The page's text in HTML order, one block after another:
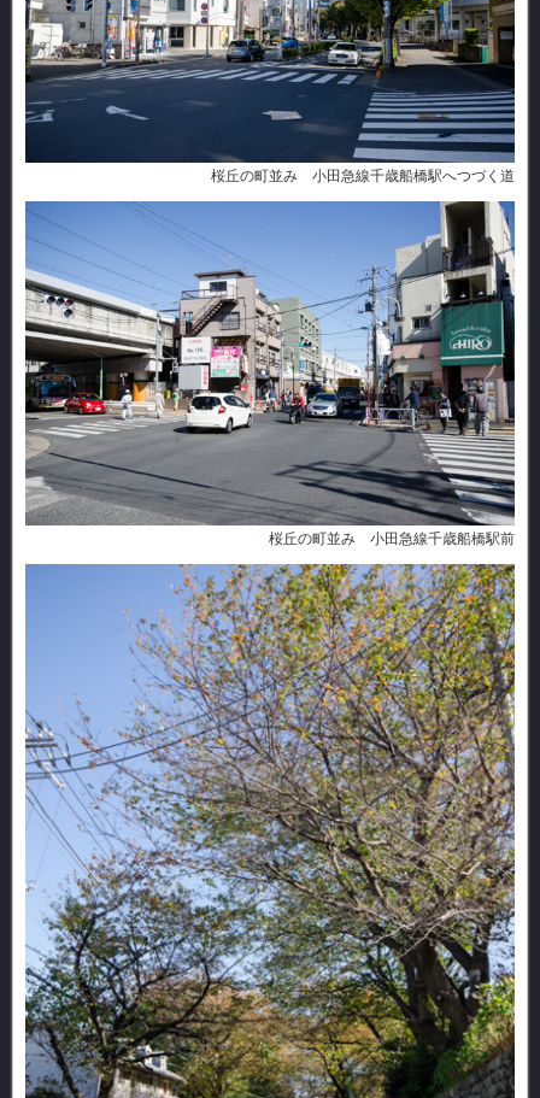
桜丘の町並み 小田急線千歳船橋駅へつづく道
桜丘の町並み 小田急線千歳船橋駅前